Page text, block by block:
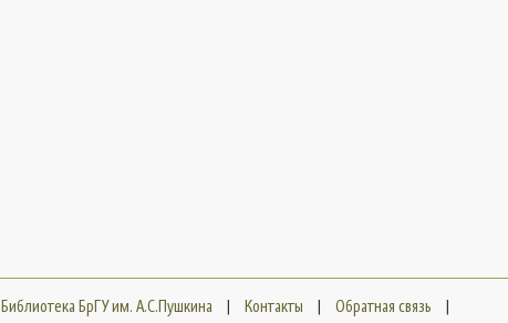
Библиотека БрГУ им. А.С.Пушкина | Контакты | Обратная связь
|